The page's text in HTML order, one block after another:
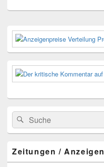
Primärer
Seitenleisten-
Widgetbereich
Suchen
nach:
Suchen
Zeitungen / Anzeigen